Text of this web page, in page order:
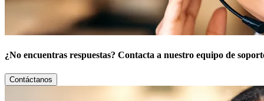
¿No encuentras respuestas? Contacta a nuestro equipo de
Contáctanos